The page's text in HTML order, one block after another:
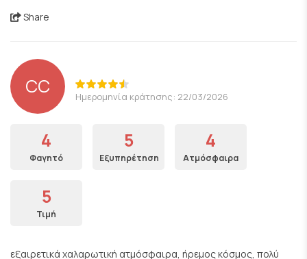
Share
CC Ημερομηνία κράτησης: 22/03/2026
4
Φαγητό
5
Εξυπηρέτηση
4
Ατμόσφαιρα
5
Τιμή
εξαιρετικά χαλαρωτική ατμόσφαιρα, ήρεμος κόσμος, πολύ